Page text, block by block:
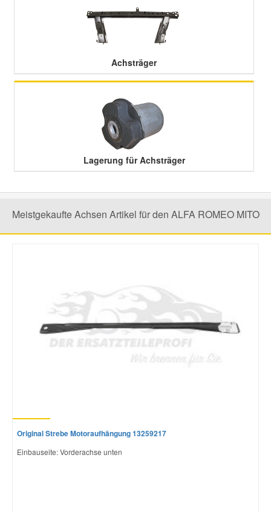
Achsträger
Lagerung für Achsträger
Meistgekaufte Achsen Artikel für den ALFA ROMEO MITO
Original Strebe Motoraufhängung 13259217
Einbauseite: Vorderachse unten
Mercedes Ersatzteile
Mitsubishi Ersatzteile
Nissan Ersatzteile
Porsche Ersatzteile
Skoda Ersatzteile
Suzuki Ersatzteile
Toyota Ersatzteile